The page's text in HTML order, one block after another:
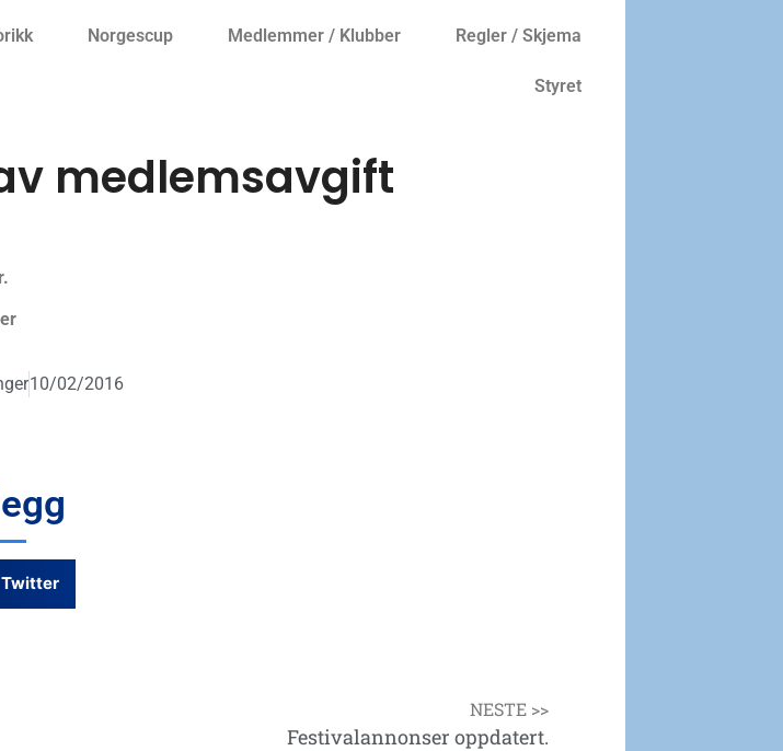
Norgescup Medlemmer / Klubber Regler / Skjema
Styret
medlemsavgift
10/02/2016
Twitter
NESTE >>
Festivalannonser oppdatert.